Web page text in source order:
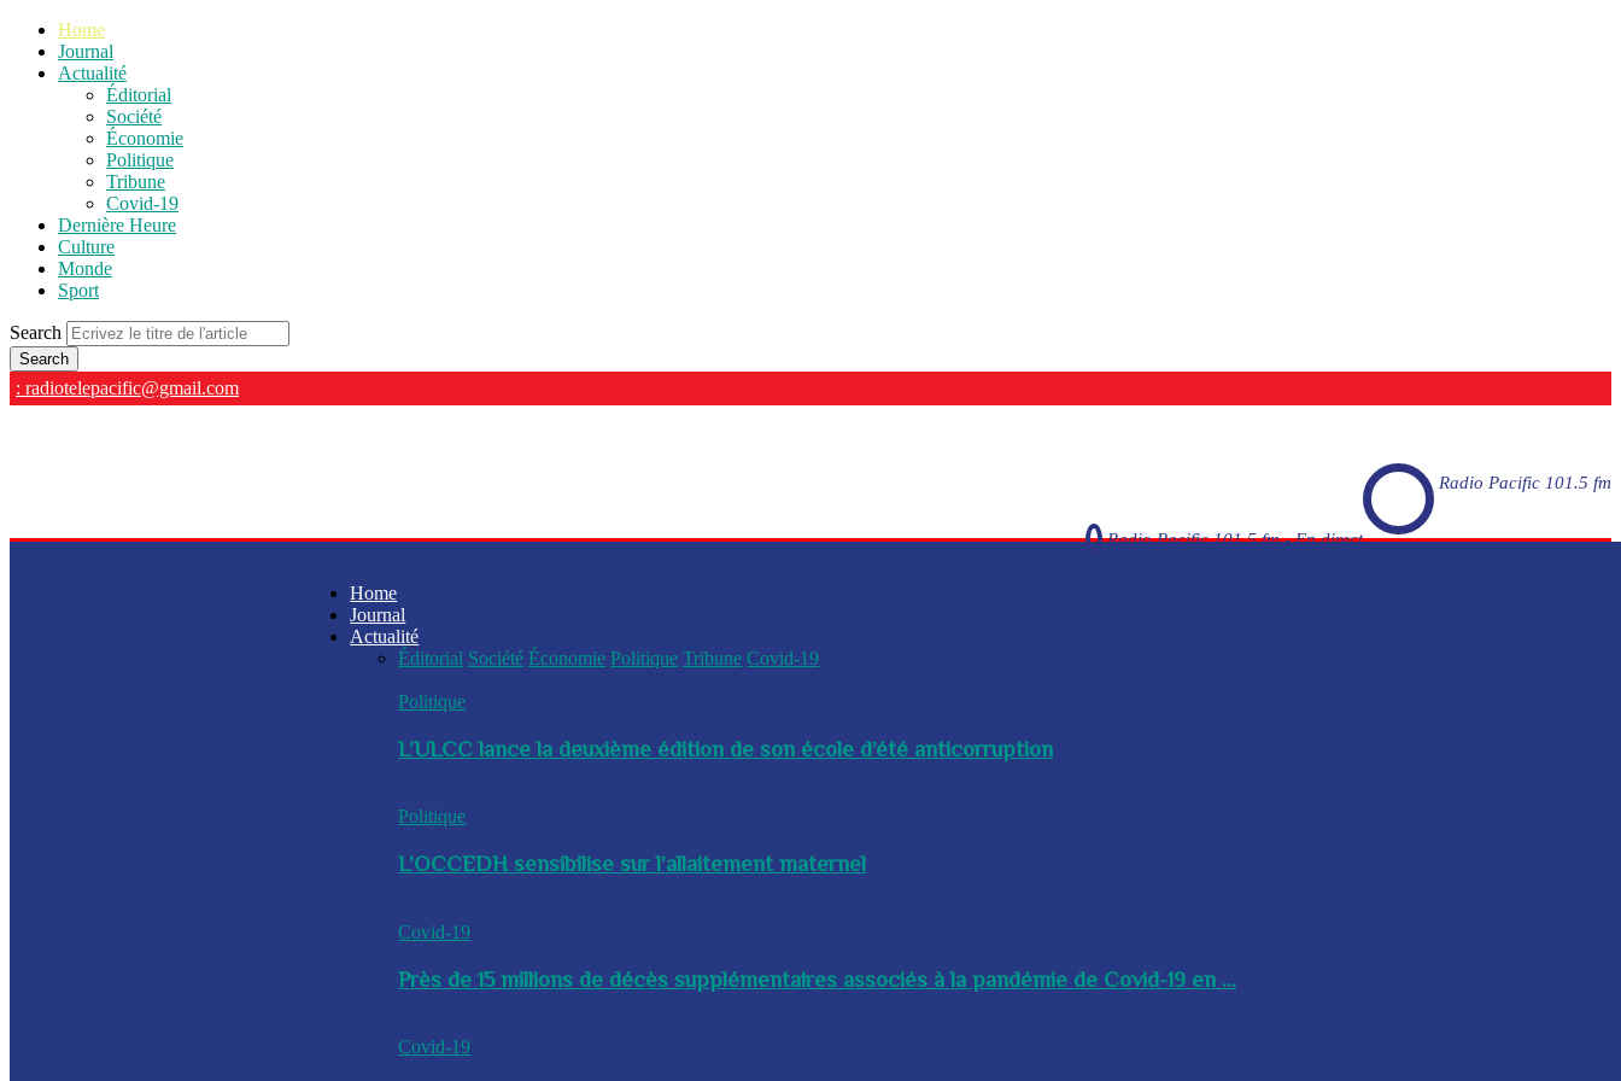
Home
Journal
Actualité
Éditorial
Société
Économie
Politique
Tribune
Covid-19
Dernière Heure
Culture
Monde
Sport
Search
: radiotelepacific@gmail.com
Radio Pacific 101.5 fm
Radio Pacific 101.5 fm - En direct
Home
Journal
Actualité
Éditorial Société Économie Politique Tribune Covid-19
Politique
L’ULCC lance la deuxième édition de son école d’été anticorruption
Politique
L’OCCEDH sensibilise sur l’allaitement maternel
Covid-19
Près de 15 millions de décès supplémentaires associés à la pandémie de Covid-19 en ...
Covid-19